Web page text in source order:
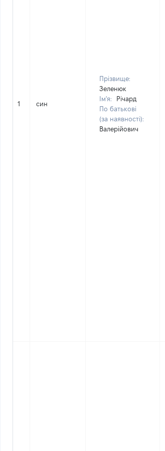
1 син
Прізвище:
Зеленюк
Ім'я:
Річард
По батькові
(за наявності):
Валерійович